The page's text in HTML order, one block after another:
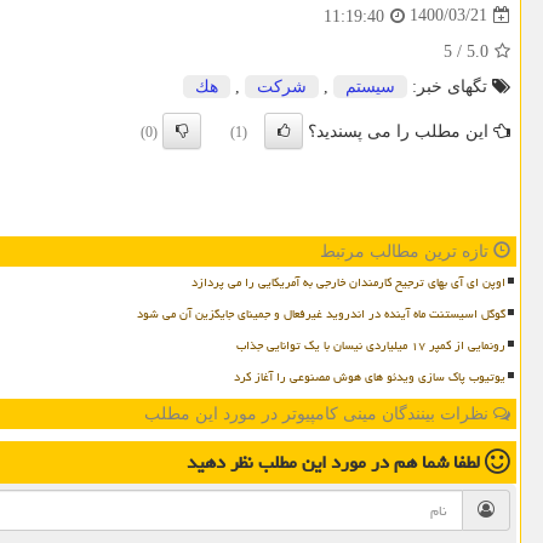
1400/03/21
11:19:40
5.0
/
5
تگهای خبر:
سیستم , شركت , هك
این مطلب را می پسندید؟ (1)
(0)
تازه ترین مطالب مرتبط
اوپن ای آی بهای ترجیح کارمندان خارجی به آمریکایی را می پردازد
گوگل اسیستنت ماه آینده در اندروید غیرفعال و جمینای جایگزین آن می شود
رونمایی از کمپر ۱۷ میلیاردی نیسان با یک توانایی جذاب
یوتیوب پاک سازی ویدئو های هوش مصنوعی را آغاز کرد
نظرات بینندگان مینی کامپیوتر در مورد این مطلب
لطفا شما همدر مورد این مطلبنظر دهید